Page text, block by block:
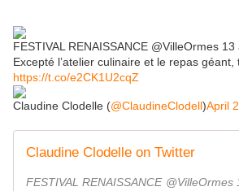
FESTIVAL RENAISSANCE @VilleOrmes 13
Excepté l’atelier culinaire et le repas géant,
https://t.co/e2CK1U2cqZ
Claudine Clodelle (@ClaudineClodell)April
Claudine Clodelle on Twitter
FESTIVAL RENAISSANCE @VilleOrmes